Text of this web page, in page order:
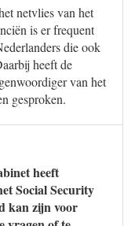
netvlies van het
is er frequent
die ook
heeft de
van het
gesproken.
heeft
Social Security
kan zijn voor